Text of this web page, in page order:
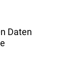
Daten